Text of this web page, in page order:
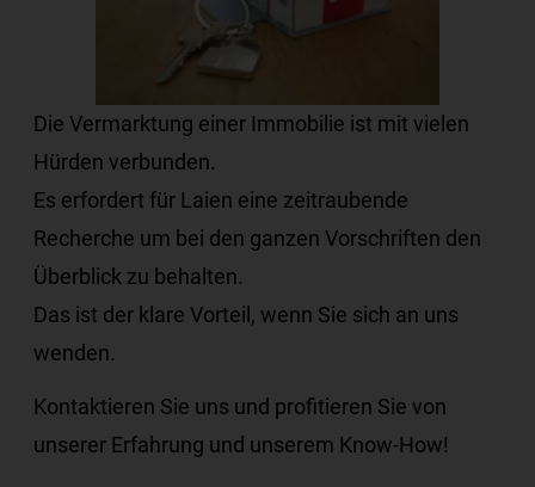
Die Vermarktung einer Immobilie ist mit vielen
Hürden verbunden.
Es erfordert für Laien eine zeitraubende
Recherche um bei den ganzen Vorschriften den
Überblick zu behalten.
Das ist der klare Vorteil, wenn Sie sich an uns
wenden.
Kontaktieren Sie uns und profitieren Sie von
unserer Erfahrung und unserem Know-How!